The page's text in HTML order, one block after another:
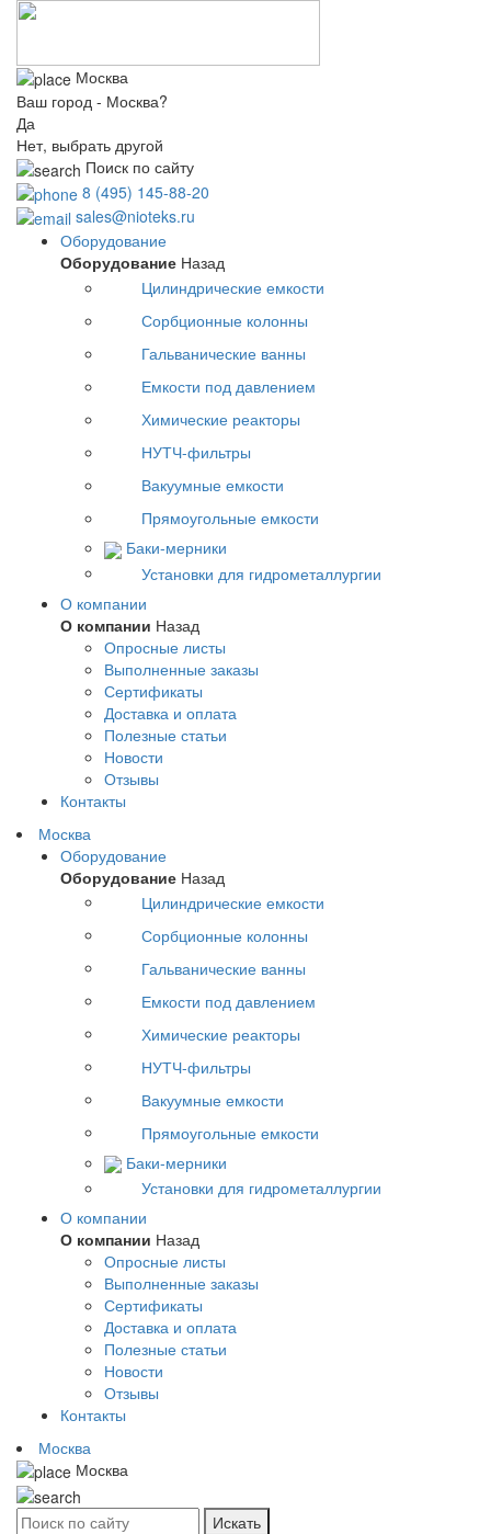
Москва
Ваш город - Москва?
Да
Нет, выбрать другой
Поиск по сайту
8 (495) 145-88-20
sales@nioteks.ru
Оборудование
Оборудование Назад
Цилиндрические емкости
Сорбционные колонны
Гальванические ванны
Емкости под давлением
Химические реакторы
НУТЧ-фильтры
Вакуумные емкости
Прямоугольные емкости
Баки-мерники
Установки для гидрометаллургии
О компании
О компании Назад
Опросные листы
Выполненные заказы
Сертификаты
Доставка и оплата
Полезные статьи
Новости
Отзывы
Контакты
Москва
Оборудование
Оборудование Назад
Цилиндрические емкости
Сорбционные колонны
Гальванические ванны
Емкости под давлением
Химические реакторы
НУТЧ-фильтры
Вакуумные емкости
Прямоугольные емкости
Баки-мерники
Установки для гидрометаллургии
О компании
О компании Назад
Опросные листы
Выполненные заказы
Сертификаты
Доставка и оплата
Полезные статьи
Новости
Отзывы
Контакты
Москва
Москва
Искать